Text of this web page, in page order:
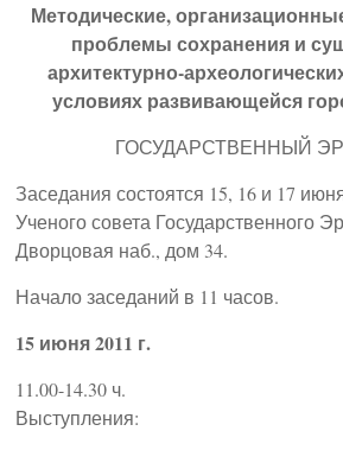
Методические,
проблемы сохранения и
архитектурно-
условиях развивающейся
ГОСУДАРСТВЕННЫЙ
Заседания состоятся 15, 16 и 17
Ученого совета Государственного
Дворцовая наб., дом 34.
Начало заседаний в 11 часов.
15 июня 2011 г.
11.00-14.30 ч.
Выступления: